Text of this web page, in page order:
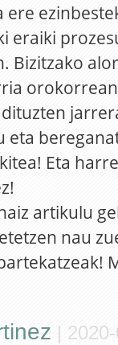
ere
eraiki
Bizitzako
eta
Eta
artikulu
nau
|